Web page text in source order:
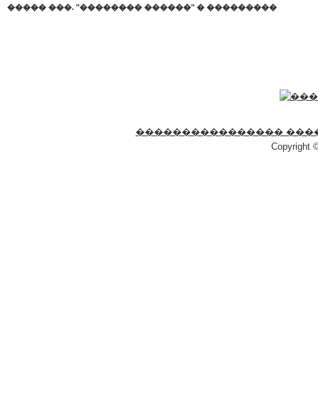
����� ���. "�������� ������" � ���������
����������������
Copyright